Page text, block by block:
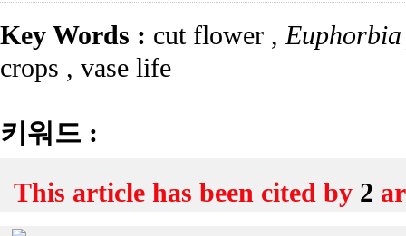
Key Words : cut flower ,
crops , vase life
키워드 :
This article has been cited by 2